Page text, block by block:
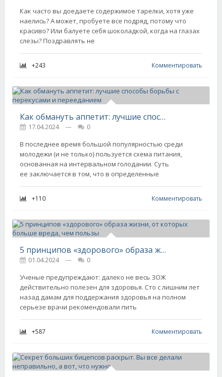
Как часто вы доедаете содержимое тарелки, хотя уже
наелись? А может, пробуете все подряд, потому что
красиво? Или балуете себя шоколадкой, когда на глазах
слезы? Поздравлять не
+243 Комментировать
Как обмануть аппетит: лучшие способы борьбы с перекусами и перееданием
17.04.2024 ---
0
В последнее время большой популярностью среди
молодежи (и не только) пользуется схема питания,
основанная на интервальном голодании. Суть
ее заключается в том, что в определенные
+110 Комментировать
5 принципов «здорового» образа жизни, от которых больше вреда, чем пользы
01.04.2024 ---
0
Ученые предупреждают: далеко не весь ЗОЖ
действительно полезен для здоровья. Сто с лишним лет
назад дамам для поддержания здоровья на полном
серьезе врачи рекомендовали пить
+587 Комментировать